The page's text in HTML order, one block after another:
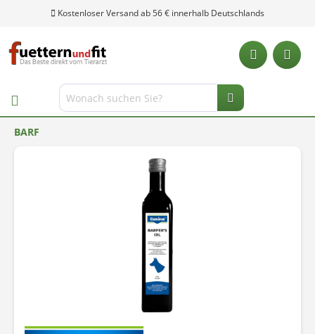
Kostenloser Versand ab 56 € innerhalb Deutschlands
BARF